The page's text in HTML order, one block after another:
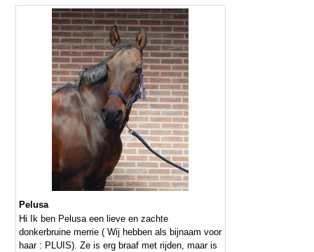
Pelusa
Hi Ik ben Pelusa een lieve en zachte
donkerbruine merrie ( Wij hebben als bijnaam voor
haar : PLUIS). Ze is erg braaf met rijden, maar is